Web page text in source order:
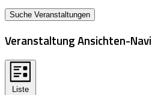
Suche Veranstaltungen
Veranstaltung Ansichten-
Liste